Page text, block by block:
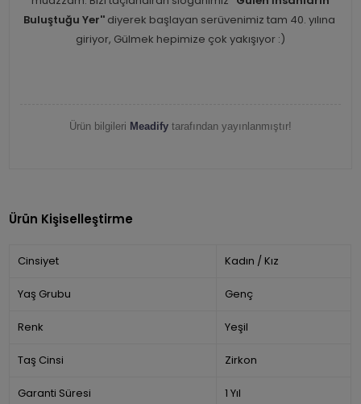
Buluştuğu Yer'' diyerek başlayan serüvenimiz tam 40. yılına
giriyor, Gülmek hepimize çok yakışıyor :)
Ürün bilgileri Meadify tarafından yayınlanmıştır!
Ürün Kişiselleştirme
Cinsiyet Kadın / Kız
Yaş Grubu Genç
Renk Yeşil
Taş Cinsi Zirkon
Garanti Süresi 1 Yıl